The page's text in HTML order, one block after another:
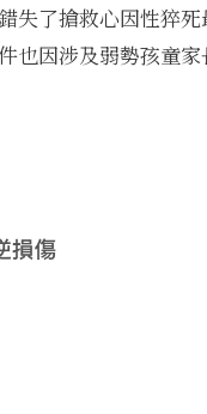
失了搶救心因性猝
因涉及弱勢孩童家